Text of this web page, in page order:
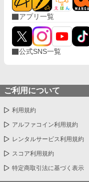
アプリ一覧
公式SNS一覧
ご利用について
利用規約
アルファコイン利用規約
レンタルサービス利用規約
スコア利用規約
特定商取引法に基づく表示